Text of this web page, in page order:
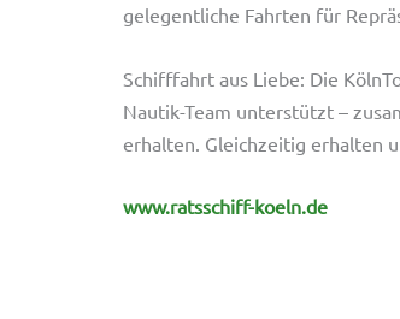
gelegentliche Fahrten für
Schifffahrt aus Liebe: Die
Nautik-Team unterstützt –
erhalten. Gleichzeitig erhalten
www.ratsschiff-koeln.de